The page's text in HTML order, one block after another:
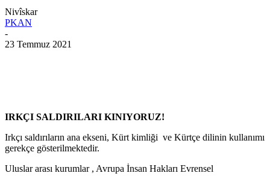
Nivîskar
PKAN
-
23 Temmuz 2021
IRKÇI SALDIRILARI KINIYORUZ!
Irkçı saldırıların ana ekseni, Kürt kimliği ve Kürtçe dilinin kullanımı
gerekçe gösterilmektedir.
Uluslar arası kurumlar , Avrupa İnsan Hakları Evrensel